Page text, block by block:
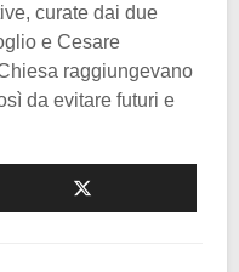
curate dai due
e Cesare
raggiungevano
da evitare futuri e